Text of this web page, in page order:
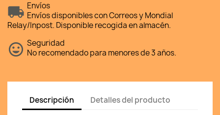
Envíos
Envíos disponibles con Correos y Mondial
Relay/Inpost. Disponible recogida en almacén.
Seguridad
No recomendado para menores de 3 años.
Descripción Detalles del producto